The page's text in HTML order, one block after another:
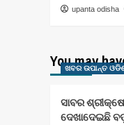
upanta odisha
You may
ଖବର ଉପାନ୍ତ
ସାବର
ଦେଖାଦେଇଛି